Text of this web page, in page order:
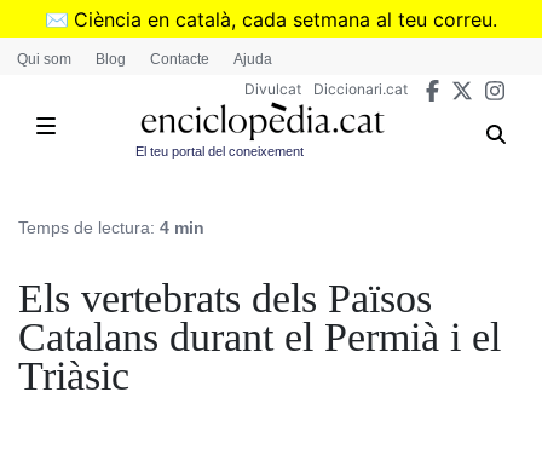
Vés
✉️ Ciència en català, cada setmana al teu correu.
➜Subscriu-te al butlletí de Divulcat
Qui som Blog Contacte Ajuda
Divulcat Diccionari.cat
El teu portal del coneixement
Temps de lectura: 4 min
Els vertebrats dels Països
Catalans durant el Permià i el
Triàsic